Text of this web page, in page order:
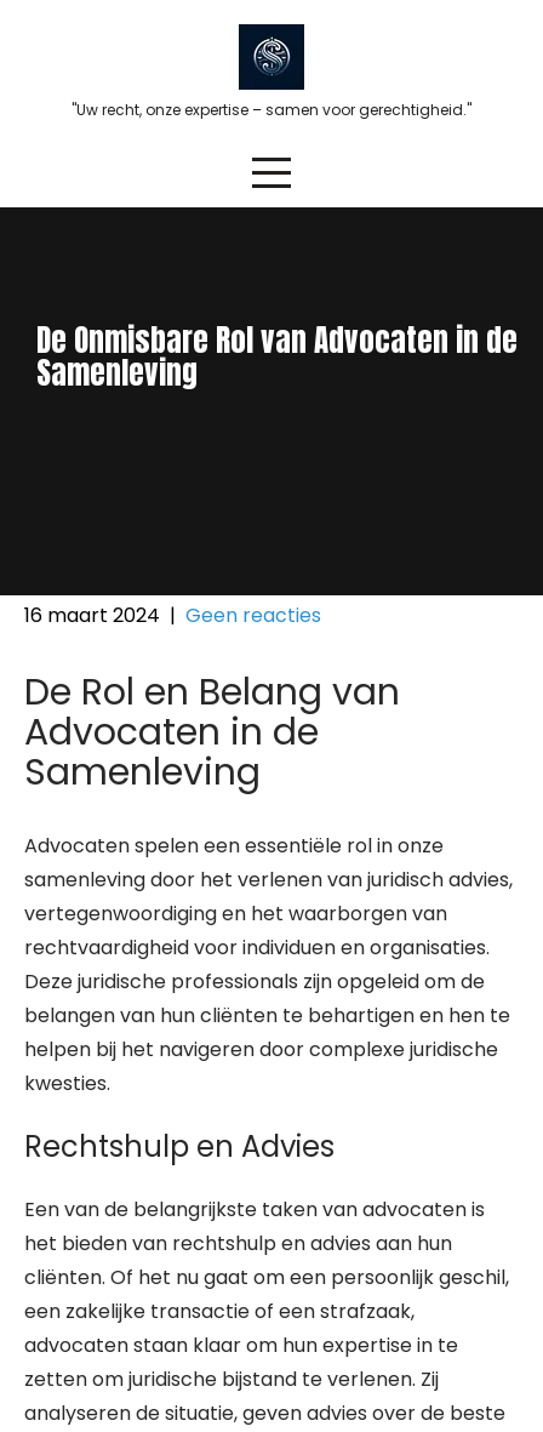
"Uw recht, onze expertise – samen voor gerechtigheid."
De Onmisbare Rol van Advocaten in de
Samenleving
16 maart 2024 | Geen reacties
De Rol en Belang van
Advocaten in de
Samenleving
Advocaten spelen een essentiële rol in onze
samenleving door het verlenen van juridisch advies,
vertegenwoordiging en het waarborgen van
rechtvaardigheid voor individuen en organisaties.
Deze juridische professionals zijn opgeleid om de
belangen van hun cliënten te behartigen en hen te
helpen bij het navigeren door complexe juridische
kwesties.
Rechtshulp en Advies
Een van de belangrijkste taken van advocaten is
het bieden van rechtshulp en advies aan hun
cliënten. Of het nu gaat om een persoonlijk geschil,
een zakelijke transactie of een strafzaak,
advocaten staan klaar om hun expertise in te
zetten om juridische bijstand te verlenen. Zij
analyseren de situatie, geven advies over de beste